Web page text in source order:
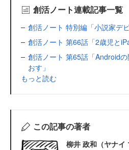
創活ノート連載記事一覧
創活ノート 特別編「小説家デビ
創活ノート 第66話「2歳児と
創活ノート 第65話「Android
おす」
もっと読む
この記事の著者
柳井 政和（ヤナイ